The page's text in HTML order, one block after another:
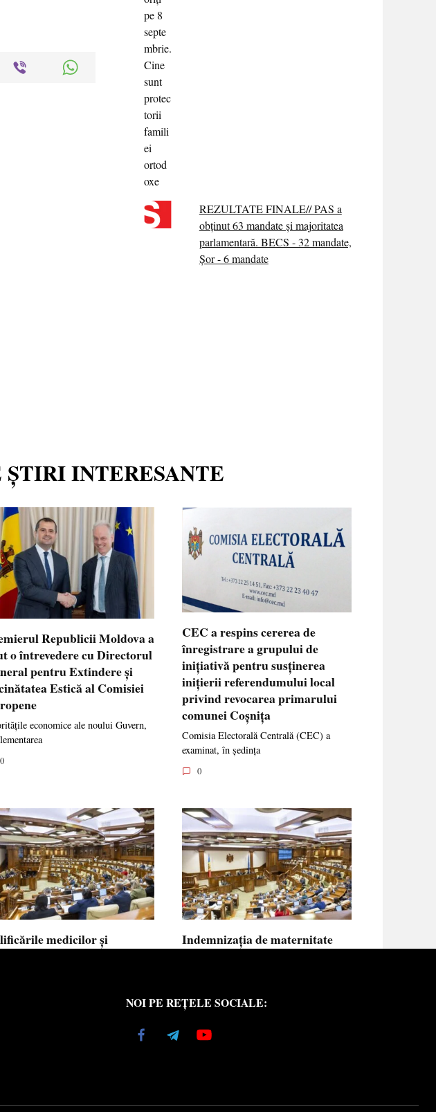
REZULTATE FINALE// PAS a
obținut 63 mandate și majoritatea
parlamentară. BECS - 32 mandate,
Șor - 6 mandate
INTERESANTE
Republicii Moldova a
o întrevedere cu Directorul
pentru Extindere și
Estică al Comisiei
economice ale noului Guvern,
0
CEC a respins cererea de
înregistrare a grupului de
inițiativă pentru susținerea
inițierii referendumului local
privind revocarea primarului
comunei Coșnița
Comisia Electorală Centrală (CEC) a
examinat, în ședința
0
medicilor și
profesionale obținute de medici
Indemnizația de maternitate
copilului
Indemnizația de maternitate pentru femeile
necăsătorite
NOI PE REȚELE SOCIALE: